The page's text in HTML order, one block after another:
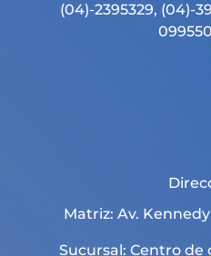
(04)-2395329, (04)-
Matriz: Av. Kennedy
Sucursal: Centro de